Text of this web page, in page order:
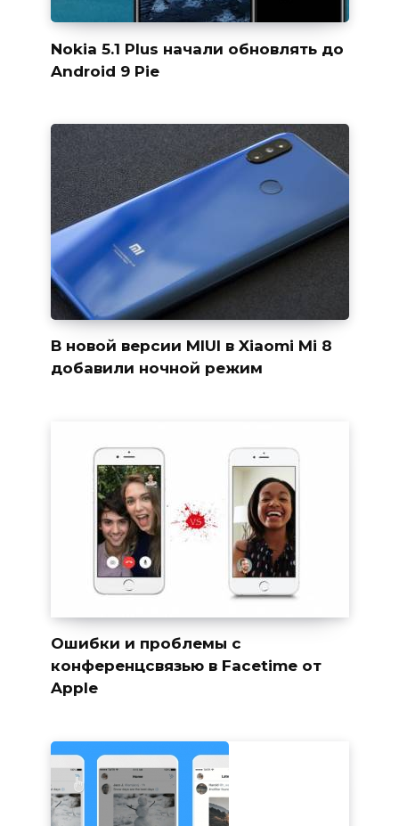
Nokia 5.1 Plus начали обновлять до
Android 9 Pie
В новой версии MIUI в Xiaomi Mi 8
добавили ночной режим
Ошибки и проблемы с
конференцсвязью в Facetime от
Apple